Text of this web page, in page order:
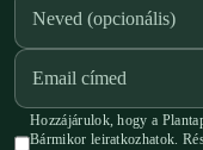
Hozzájárulok, hogy a
Bármikor leiratkozhatok.